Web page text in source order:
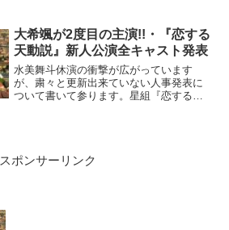
演、やもめ、カレンダー占いと、露骨な
程に任期9作フラグが立っていたましたか
ら、ほとん...
大希颯が2度目の主演!!・『恋する
天動説』新人公演全キャスト発表
水美舞斗休演の衝撃が広がっています
が、粛々と更新出来ていない人事発表に
ついて書いて参ります。星組『恋する天
「でしょうね」ですけれど、これで劇団
スポンサーリンク